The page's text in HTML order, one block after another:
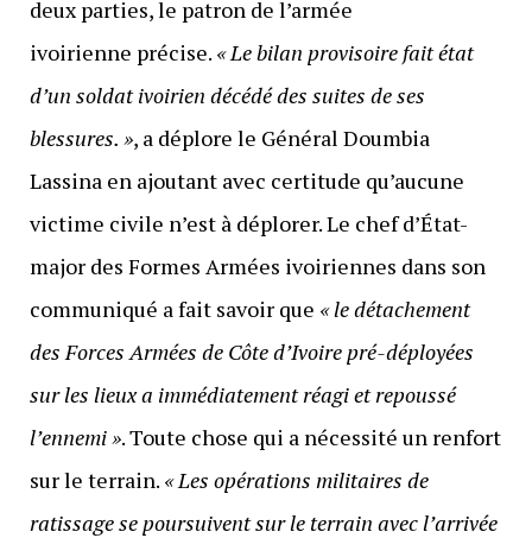
deux parties, le patron de l’armée
ivoirienne précise. « Le bilan provisoire fait état
d’un soldat ivoirien décédé des suites de ses
blessures. », a déplore le Général Doumbia
Lassina en ajoutant avec certitude qu’aucune
victime civile n’est à déplorer. Le chef d’État-
major des Formes Armées ivoiriennes dans son
communiqué a fait savoir que « le détachement
des Forces Armées de Côte d’Ivoire pré-déployées
sur les lieux a immédiatement réagi et repoussé
l’ennemi ». Toute chose qui a nécessité un renfort
sur le terrain. « Les opérations militaires de
ratissage se poursuivent sur le terrain avec l’arrivée